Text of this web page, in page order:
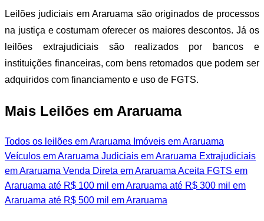
Leilões judiciais em Araruama são originados de processos
na justiça e costumam oferecer os maiores descontos. Já os
leilões extrajudiciais são realizados por bancos e
instituições financeiras, com bens retomados que podem ser
adquiridos com financiamento e uso de FGTS.
Mais Leilões em Araruama
Todos os leilões em Araruama Imóveis em Araruama
Veículos em Araruama Judiciais em Araruama Extrajudiciais
em Araruama Venda Direta em Araruama Aceita FGTS em
Araruama até R$ 100 mil em Araruama até R$ 300 mil em
Araruama até R$ 500 mil em Araruama